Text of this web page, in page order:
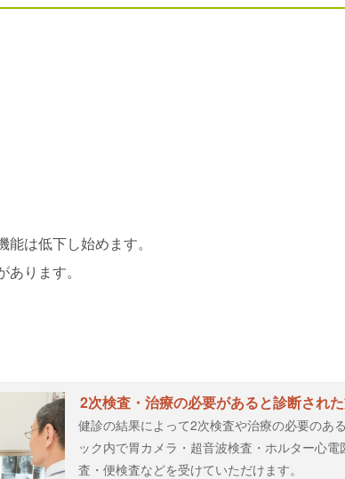
は低下し始めます。
ります。
2次検査・治療の必要があると診断され
健診の結果によって2次検査や治療の必要のあ
ック内で胃カメラ・超音波検査・ホルター心
査・便検査などを受けていただけます。